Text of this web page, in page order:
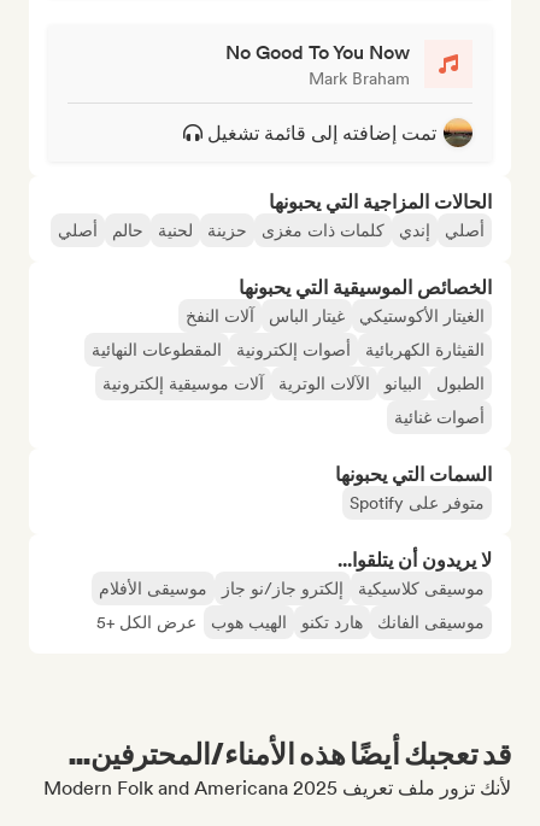
No Good To You Now
Mark Braham
تمت إضافته إلى قائمة تشغيل
الحالات المزاجية التي يحبونها
أصلي إندي كلمات ذات مغزى حزينة لحنية حالم أصلي
الخصائص الموسيقية التي يحبونها
الغيتار الأكوستيكي غيتار الباس
آلات النفخ
القيثارة الكهربائية
أصوات إلكترونية
المقطوعات النهائية
الطبول
البيانو الآلات الوترية
آلات موسيقية إلكترونية
أصوات غنائية
السمات التي يحبونها
متوفر على Spotify
لا يريدون أن يتلقوا...
موسيقى كلاسيكية إلكترو جاز/نو جاز
موسيقى الأفلام
موسيقى الفانك
هارد تكنو الهيب هوب عرض الكل +5
قد تعجبك أيضًا هذه الأمناء/المحترفين...
لأنك تزور ملف تعريف Modern Folk and Americana 2025